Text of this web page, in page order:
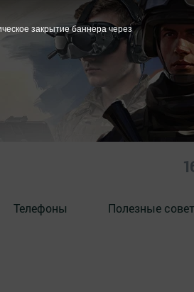
Телефоны Полезные
закрытие баннера через